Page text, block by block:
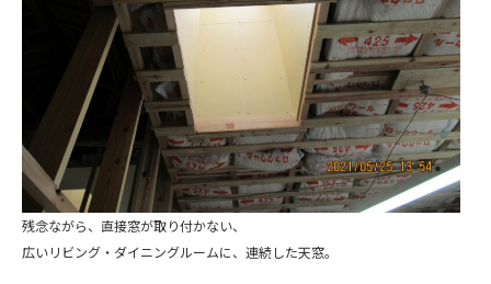
残念ながら、直接窓が取り付かない、
広いリビング・ダイニングルームに、連続した天窓。